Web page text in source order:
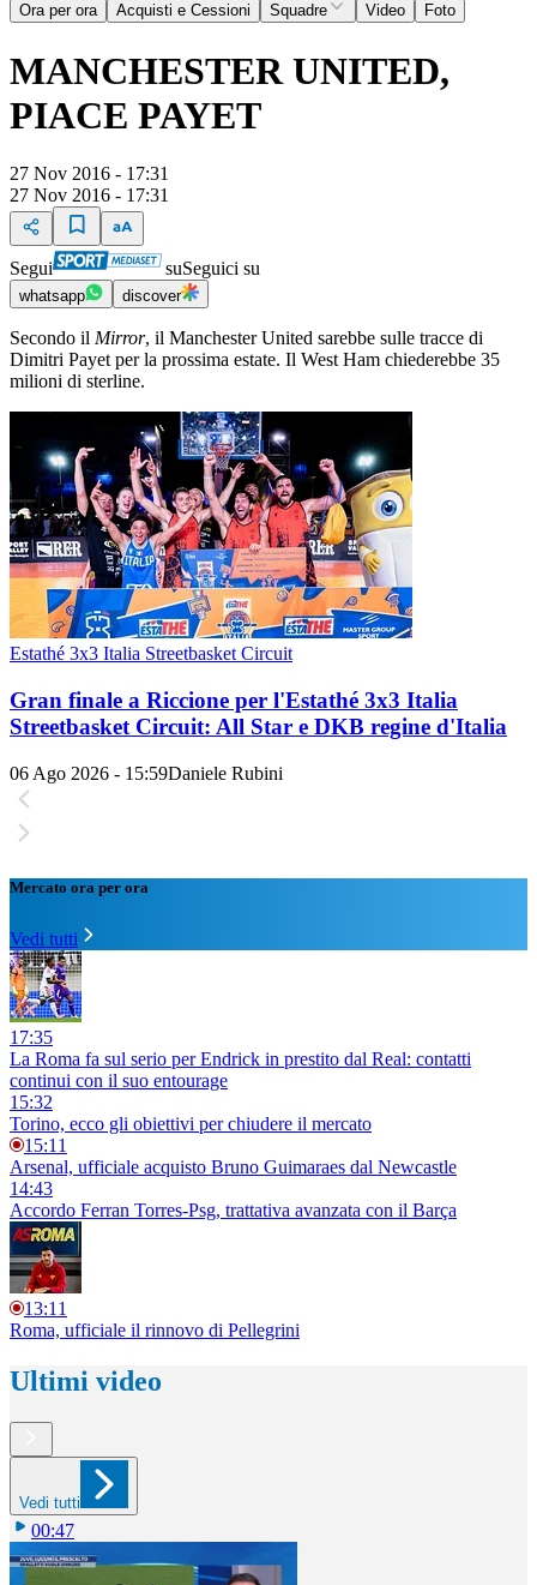
Ora per ora Acquisti e Cessioni Squadre Video Foto
MANCHESTER UNITED,
PIACE PAYET
27 Nov 2016 - 17:31
27 Nov 2016 - 17:31
Segui suSeguici su
whatsapp discover
Secondo il Mirror, il Manchester United sarebbe sulle tracce di
Dimitri Payet per la prossima estate. Il West Ham chiederebbe 35
milioni di sterline.
Estathé 3x3 Italia Streetbasket Circuit
Gran finale a Riccione per l'Estathé 3x3 Italia
Streetbasket Circuit: All Star e DKB regine d'Italia
06 Ago 2026 - 15:59Daniele Rubini
Mercato ora per ora
Vedi tutti
17:35
La Roma fa sul serio per Endrick in prestito dal Real: contatti
continui con il suo entourage
15:32
Torino, ecco gli obiettivi per chiudere il mercato
15:11
Arsenal, ufficiale acquisto Bruno Guimaraes dal Newcastle
14:43
Accordo Ferran Torres-Psg, trattativa avanzata con il Barça
13:11
Roma, ufficiale il rinnovo di Pellegrini
Ultimi video
Vedi tutti
00:47